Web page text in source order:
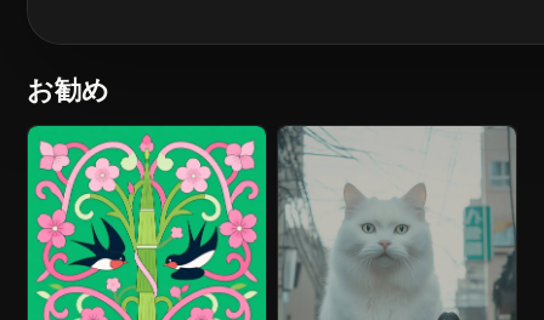
お勧め